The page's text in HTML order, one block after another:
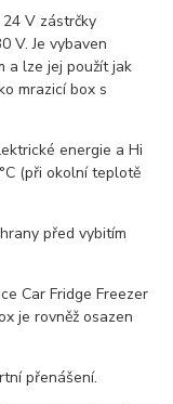
V zástrčky
V. Je vybaven
a lze jej použít jak
mrazicí box s
energie a Hi
(při okolní teplotě
před vybitím
Car Fridge Freezer
je rovněž osazen
přenášení.